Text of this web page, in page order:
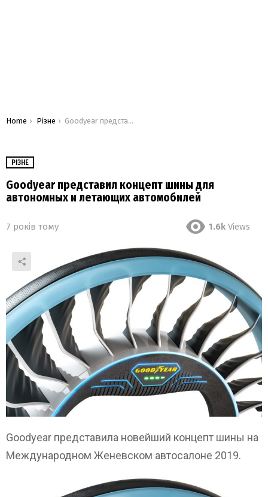
You are here:
Home Різне Goodyear представил концепт шины для автономных и летающих автомобилей
РІЗНЕ
Goodyear представил концепт шины для
автономных и летающих автомобилей
7 років тому 1.6k Views
Goodyear представила новейший концепт шины на
Международном Женевском автосалоне 2019.